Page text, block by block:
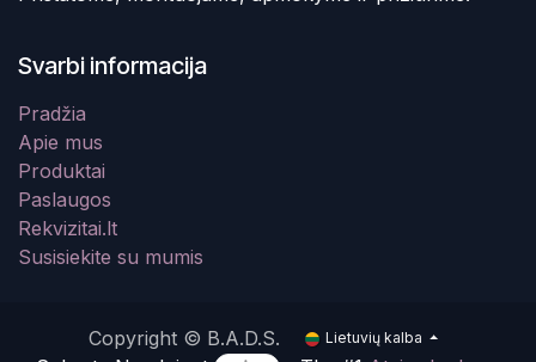
Svarbi informacija
Pradžia
Apie mus
Produktai
Paslaugos
Rekvizitai.lt
Susisiekite su mumis
Copyright © B.A.D.S. Lietuvių kalba